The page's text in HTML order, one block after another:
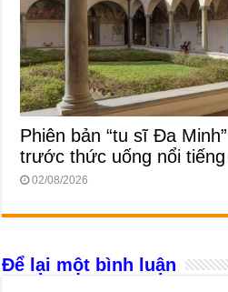
Phiên bản “tu sĩ Đa
trước thức uống nổi
02/08/2026
Để lại một bình luận